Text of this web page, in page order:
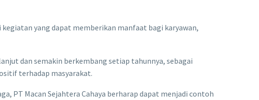
yang dapat memberikan manfaat bagi karyawan,
dan semakin berkembang setiap tahunnya, sebagai
terhadap masyarakat.
PT Macan Sejahtera Cahaya berharap dapat menjadi contoh